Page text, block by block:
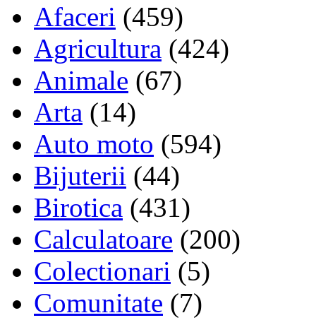
Afaceri (459)
Agricultura (424)
Animale (67)
Arta (14)
Auto moto (594)
Bijuterii (44)
Birotica (431)
Calculatoare (200)
Colectionari (5)
Comunitate (7)